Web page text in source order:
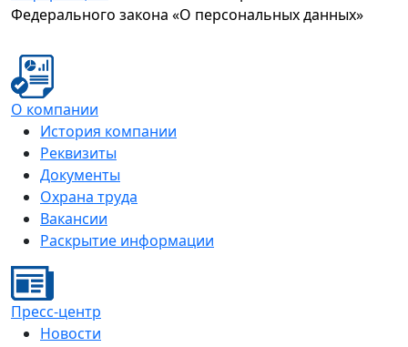
Федерального закона «О персональных данных»
О компании
История компании
Реквизиты
Документы
Охрана труда
Вакансии
Раскрытие информации
Пресс-центр
Новости